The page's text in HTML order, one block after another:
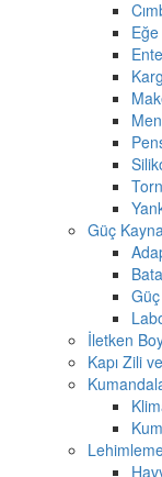
Güç
İletken
Kapı Zili